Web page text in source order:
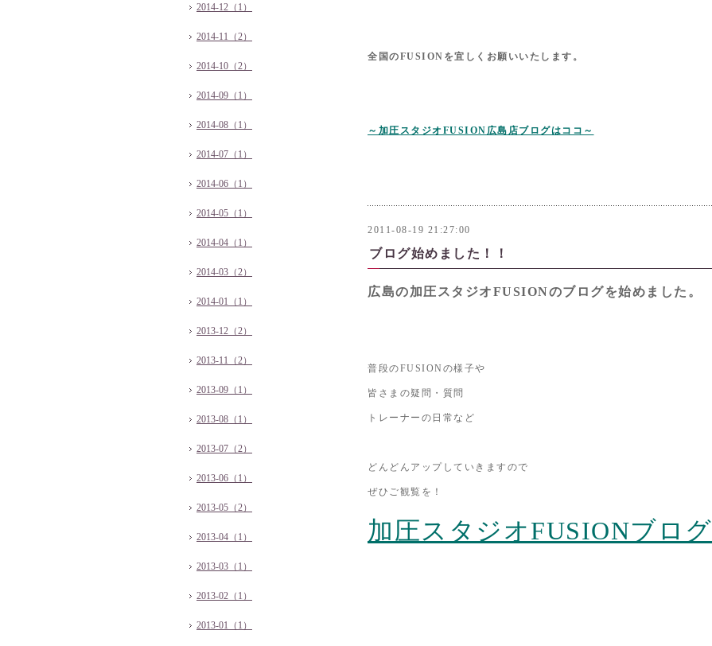
全国のFUSIONを宜しくお願いいたします。
～加圧スタジオFUSION広島店ブログはココ～
2011-08-19 21:27:00
ブログ始めました！！
広島の加圧スタジオFUSIONのブログを始めました。
普段のFUSIONの様子や
皆さまの疑問・質問
トレーナーの日常など
どんどんアップしていきますので
ぜひご観覧を！
加圧スタジオFUSIONブログ
2014-12（1）
2014-11（2）
2014-10（2）
2014-09（1）
2014-08（1）
2014-07（1）
2014-06（1）
2014-05（1）
2014-04（1）
2014-03（2）
2014-01（1）
2013-12（2）
2013-11（2）
2013-09（1）
2013-08（1）
2013-07（2）
2013-06（1）
2013-05（2）
2013-04（1）
2013-03（1）
2013-02（1）
2013-01（1）